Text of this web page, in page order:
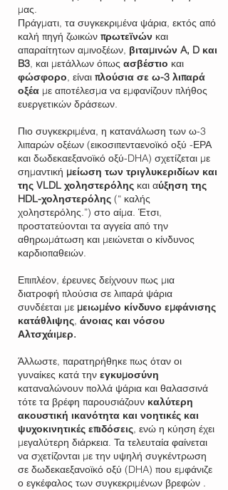
μας.
Πράγματι, τα συγκεκριμένα ψάρια, εκτός από
καλή πηγή ζωικών πρωτεϊνών και
απαραίτητων αμινοξέων, βιταμινών A, D και
B3, και μετάλλων όπως ασβέστιο και
φώσφορο, είναι πλούσια σε ω-3 λιπαρά
οξέα με αποτέλεσμα να εμφανίζουν πλήθος
ευεργετικών δράσεων.
Πιο συγκεκριμένα, η κατανάλωση των ω-­3
λιπαρών οξέων (εικοσιπενταενοϊκό οξύ -ΕΡΑ
και δωδεκαεξανοϊκό οξύ-DHA) σχετίζεται με
σημαντική μείωση των τριγλυκεριδίων και
της VLDL χοληστερόλης και αύξηση της
HDL-χοληστερόλης (“ καλής
χοληστερόλης.”) στο αίμα. Έτσι,
προστατεύονται τα αγγεία από την
αθηρωμάτωση και μειώνεται ο κίνδυνος
καρδιοπαθειών.
Επιπλέον, έρευνες δείχνουν πως μια
διατροφή πλούσια σε λιπαρά ψάρια
συνδέεται με μειωμένο κίνδυνο εμφάνισης
κατάθλιψης, άνοιας και νόσου
Αλτσχάιμερ.
Άλλωστε, παρατηρήθηκε πως όταν οι
γυναίκες κατά την εγκυμοσύνη
καταναλώνουν πολλά ψάρια και θαλασσινά
τότε τα βρέφη παρουσιάζουν καλύτερη
ακουστική ικανότητα και νοητικές και
ψυχοκινητικές επιδόσεις, ενώ η κύηση έχει
μεγαλύτερη διάρκεια. Τα τελευταία φαίνεται
να σχετίζονται με την υψηλή συγκέντρωση
σε δωδεκαεξανοϊκό οξύ (DHA) που εμφάνιζε
ο εγκέφαλος των συγκεκριμένων βρεφών .